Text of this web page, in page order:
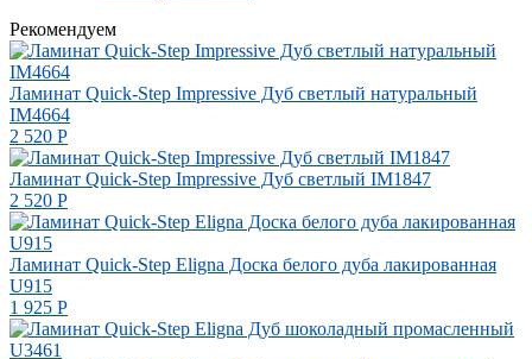
Рекомендуем
Ламинат Quick-Step Impressive Дуб светлый натуральный
IM4664
2 520 Р
Ламинат Quick-Step Impressive Дуб светлый IM1847
2 520 Р
Ламинат Quick-Step Eligna Доска белого дуба лакированная
U915
1 925 Р